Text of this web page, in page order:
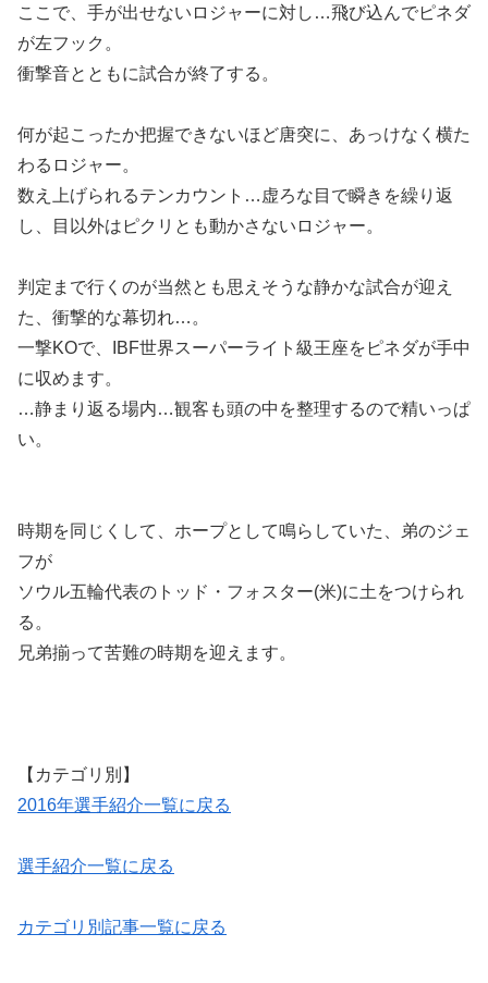
ここで、手が出せないロジャーに対し…飛び込んでピネダ
が左フック。
衝撃音とともに試合が終了する。
何が起こったか把握できないほど唐突に、あっけなく横た
わるロジャー。
数え上げられるテンカウント…虚ろな目で瞬きを繰り返
し、目以外はピクリとも動かさないロジャー。
判定まで行くのが当然とも思えそうな静かな試合が迎え
た、衝撃的な幕切れ…。
一撃KOで、IBF世界スーパーライト級王座をピネダが手中
に収めます。
…静まり返る場内…観客も頭の中を整理するので精いっぱ
い。
時期を同じくして、ホープとして鳴らしていた、弟のジェ
フが
ソウル五輪代表のトッド・フォスター(米)に土をつけられ
る。
兄弟揃って苦難の時期を迎えます。
【カテゴリ別】
2016年選手紹介一覧に戻る
選手紹介一覧に戻る
カテゴリ別記事一覧に戻る